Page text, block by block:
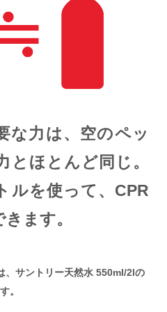
な力は、空のペッ
とほとんど同じ。
ルを使って、CPR
ます。
、サントリー天然水 550ml/2lの
。